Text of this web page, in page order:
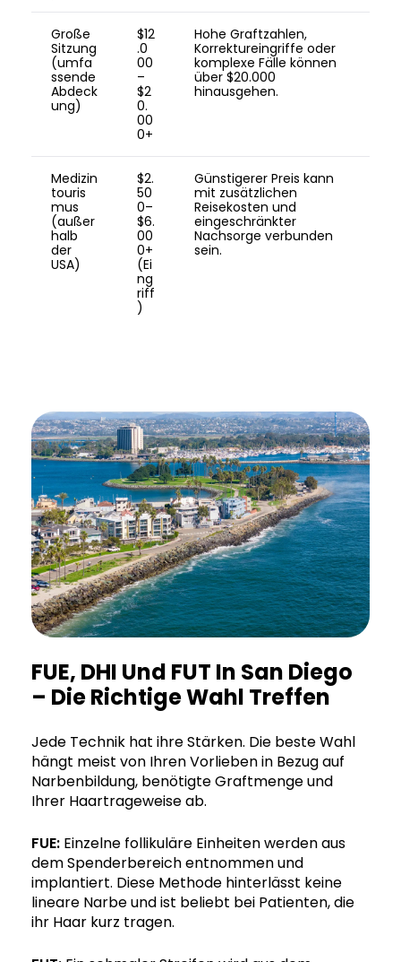
Große
Sitzung
(umfa
ssende
Abdeck
ung)
$12
.0
00
–
$2
0.
00
0+
Hohe Graftzahlen,
Korrektureingriffe oder
komplexe Fälle können
über $20.000
hinausgehen.
Medizin
touris
mus
(außer
halb
der
USA)
$2.
50
0–
$6.
00
0+
(Ei
ng
riff
)
Günstigerer Preis kann
mit zusätzlichen
Reisekosten und
eingeschränkter
Nachsorge verbunden
sein.
FUE, DHI Und FUT In San Diego
– Die Richtige Wahl Treffen
Jede Technik hat ihre Stärken. Die beste Wahl
hängt meist von Ihren Vorlieben in Bezug auf
Narbenbildung, benötigte Graftmenge und
Ihrer Haartrageweise ab.
FUE: Einzelne follikuläre Einheiten werden aus
dem Spenderbereich entnommen und
implantiert. Diese Methode hinterlässt keine
lineare Narbe und ist beliebt bei Patienten, die
ihr Haar kurz tragen.